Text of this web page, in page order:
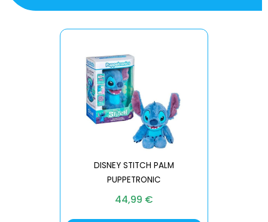
DISNEY STITCH PALM
PUPPETRONIC
44,99 €